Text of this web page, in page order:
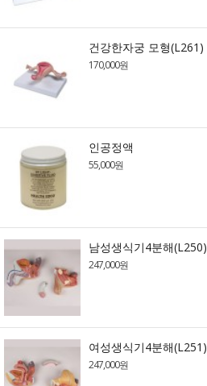
건강한자궁 모형(L261)
170,000원
인공정액
55,000원
남성생식기4분해(L250)
247,000원
여성생식기4분해(L251)
247,000원